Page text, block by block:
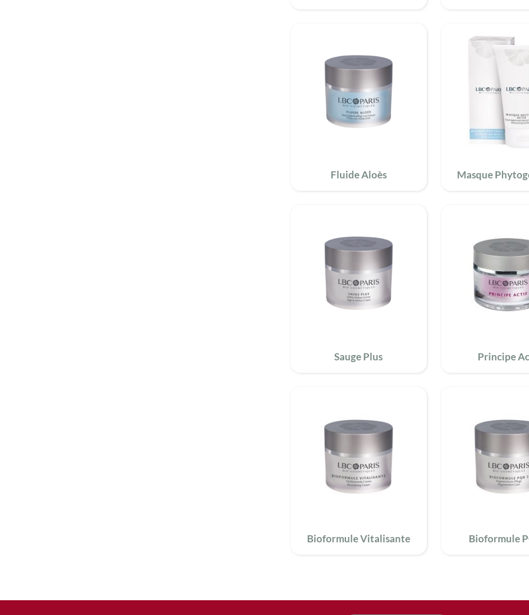
Fluide Aloès Masque
Sauge Plus Principe
Bioformule Vitalisante Bioformule